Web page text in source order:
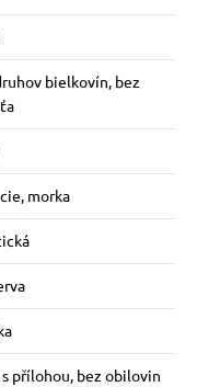
bielkovín, bez
morka
s přílohou, bez obilovin